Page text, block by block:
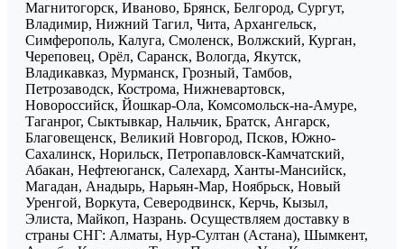
Магнитогорск, Иваново, Брянск, Белгород, Сургут,
Владимир, Нижний Тагил, Чита, Архангельск,
Симферополь, Калуга, Смоленск, Волжский, Курган,
Череповец, Орёл, Саранск, Вологда, Якутск,
Владикавказ, Мурманск, Грозный, Тамбов,
Петрозаводск, Кострома, Нижневартовск,
Новороссийск, Йошкар-Ола, Комсомольск-на-Амуре,
Таганрог, Сыктывкар, Нальчик, Братск, Ангарск,
Благовещенск, Великий Новгород, Псков, Южно-
Сахалинск, Норильск, Петропавловск-Камчатский,
Абакан, Нефтеюганск, Салехард, Ханты-Мансийск,
Магадан, Анадырь, Нарьян-Мар, Ноябрьск, Новый
Уренгой, Воркута, Северодвинск, Керчь, Кызыл,
Элиста, Майкоп, Назрань. Осуществляем доставку в
страны СНГ: Алматы, Нур-Султан (Астана), Шымкент,